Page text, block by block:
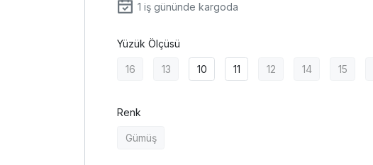
1 iş gününde kargoda
Yüzük Ölçüsü
16 13 10 11 12 14 15
Renk
Gümüş